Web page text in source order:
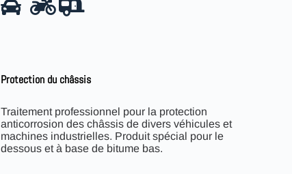
Protection du châssis
Traitement professionnel pour la protection
anticorrosion des châssis de divers véhicules et
machines industrielles. Produit spécial pour le
dessous et à base de bitume bas.